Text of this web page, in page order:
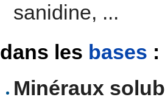
sanidine, ...
dans les bases :
Minéraux